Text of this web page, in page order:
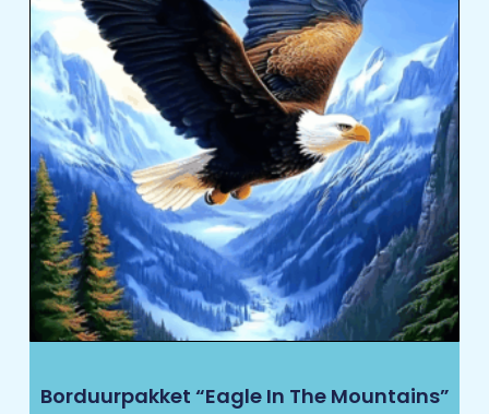
Borduurpakket “Eagle In The Mountains”